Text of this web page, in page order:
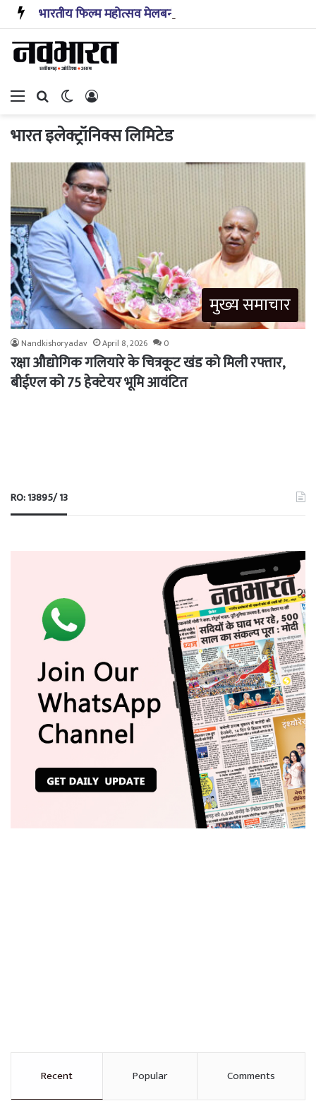
Menu Search forSwitch skin
भारत इलेक्ट्रॉनिक्स लिमिटेड
मुख्य समाचार
Nandkishoryadav April 8, 2026 0
रक्षा औद्योगिक गलियारे के चित्रकूट खंड को मिली रफ्तार,
बीईएल को 75 हेक्टेयर भूमि आवंटित
RO: 13895/ 13
Recent Popular Comments